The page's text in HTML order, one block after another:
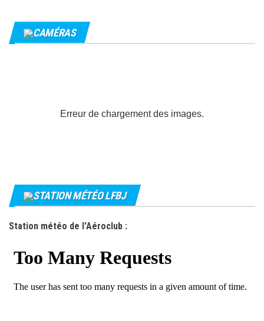
CAMÉRAS
Erreur de chargement des images.
STATION MÉTÉO LFBJ
Station météo de l'Aéroclub :